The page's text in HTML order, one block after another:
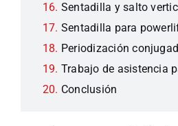
Sentadilla y salto
Sentadilla para
Periodización
Trabajo de asistencia
Conclusión